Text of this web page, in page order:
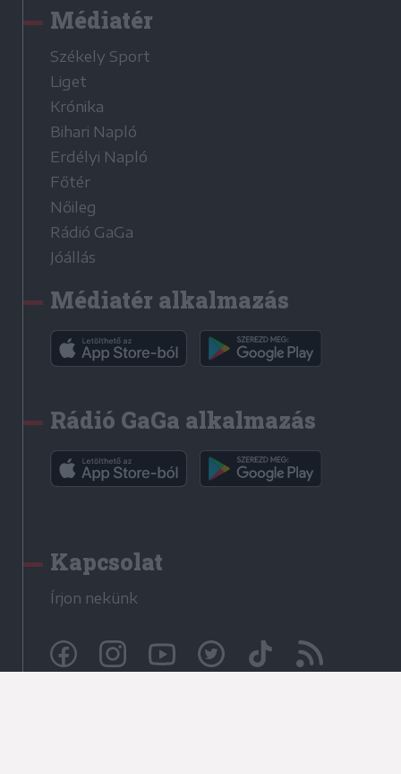
Médiatér
Székely Sport
Liget
Krónika
Bihari Napló
Erdélyi Napló
Főtér
Nőileg
Rádió GaGa
Jóállás
Médiatér alkalmazás
Rádió GaGa alkalmazás
Kapcsolat
Írjon nekünk